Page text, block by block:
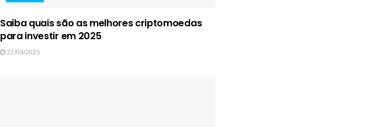
Saiba quais são as melhores criptomoedas
para investir em 2025
22/04/2025